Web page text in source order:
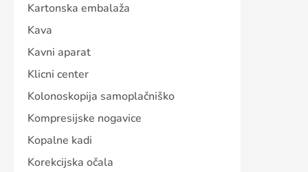
Kartonska embalaža
Kava
Kavni aparat
Klicni center
Kolonoskopija samoplačniško
Kompresijske nogavice
Kopalne kadi
Korekcijska očala